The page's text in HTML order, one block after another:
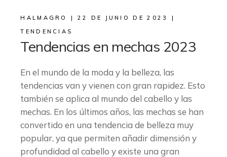
HALMAGRO
22 DE JUNIO DE 2023
TENDENCIAS
Tendencias en mechas 2023
En el mundo de la moda y la belleza, las
tendencias van y vienen con gran rapidez. Esto
también se aplica al mundo del cabello y las
mechas. En los últimos años, las mechas se han
convertido en una tendencia de belleza muy
popular, ya que permiten añadir dimensión y
profundidad al cabello y existe una gran